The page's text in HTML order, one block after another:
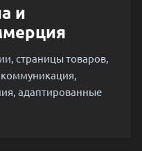
и
страницы товаров,
адаптированные